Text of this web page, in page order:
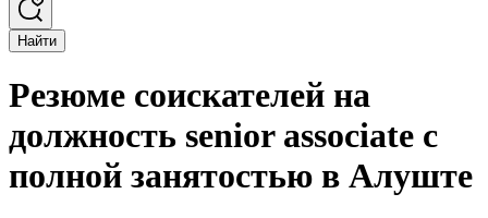
Найти
Резюме соискателей на
должность senior associate с
полной занятостью в Алуште